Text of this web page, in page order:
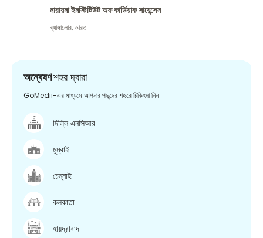
নারায়না ইনস্টিটিউট অফ কার্ডিয়াক সায়েন্সেস
ব্যাঙ্গালোর,ভারত
অন্বেষণশহর দ্বারা
GoMedii-এর মাধ্যমে আপনার পছন্দের শহরে চিকিৎসা নিন
দিল্লি এনসিআর
মুম্বাই
চেন্নাই
কলকাতা
হায়দ্রাবাদ